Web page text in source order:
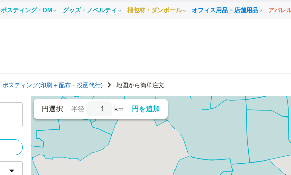
ポスティング・DM グッズ・ノベルティ 梱包材・ダンボール オフィス用品・店舗用品 アパレ
ポスティング(印刷＋配布・投函代行) 地図から簡単注文
円選択 半径 km 円を追加